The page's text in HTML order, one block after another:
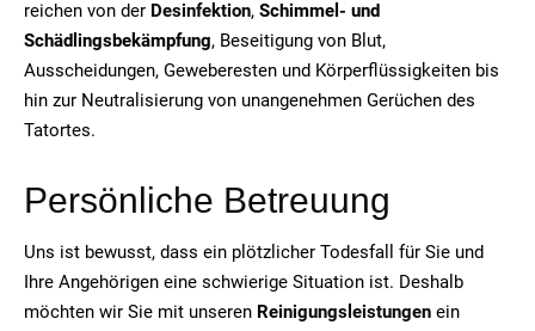
reichen von der Desinfektion, Schimmel- und
Schädlingsbekämpfung, Beseitigung von Blut,
Ausscheidungen, Geweberesten und Körperflüssigkeiten bis
hin zur Neutralisierung von unangenehmen Gerüchen des
Tatortes.
Persönliche Betreuung
Uns ist bewusst, dass ein plötzlicher Todesfall für Sie und
Ihre Angehörigen eine schwierige Situation ist. Deshalb
möchten wir Sie mit unseren Reinigungsleistungen ein